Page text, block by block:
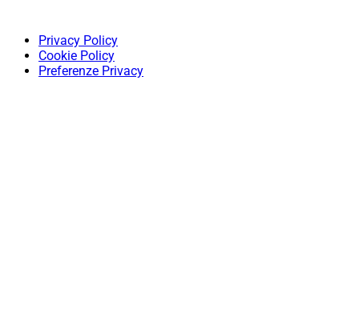
Privacy Policy
Cookie Policy
Preferenze Privacy